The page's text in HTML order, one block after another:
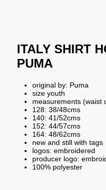
ITALY SHIRT
PUMA
original by: Puma
size youth
measurements (waist
128: 38/48cms
140: 41/52cms
152: 44/57cms
164: 48/62cms
new and still with tags
logos: embroidered
producer logo:
100% polyester